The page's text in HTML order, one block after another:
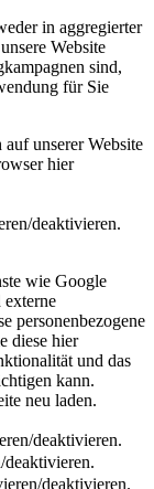
in aggregierter
Website
sind,
für Sie
unserer Website
hier
deaktivieren.
wie Google
personenbezogene
diese hier
und das
kann.
neu laden.
deaktivieren.
deaktivieren.